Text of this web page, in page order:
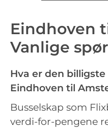
Eindhoven
Vanlige
Hva er den
Eindhoven til
Busselskap som
verdi-for-pengene